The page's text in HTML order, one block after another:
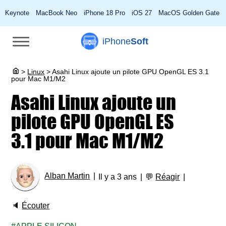
Keynote MacBook Neo iPhone 18 Pro iOS 27 MacOS Golden Gate
iPhoneSoft
> Linux >Asahi Linux ajoute un pilote GPU OpenGL ES 3.1
pour Mac M1/M2
Asahi Linux ajoute un
pilote GPU OpenGL ES
3.1 pour Mac M1/M2
Alban Martin Il y a 3 ans 💬 Réagir
🔈 Écouter